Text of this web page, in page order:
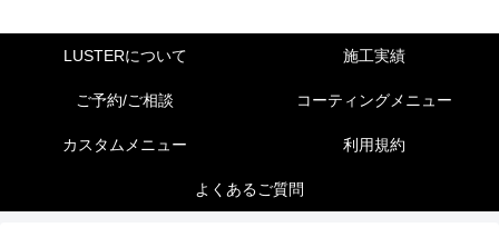
LUSTERについて 施工実績
ご予約/ご相談 コーティングメニュー
カスタムメニュー 利用規約
よくあるご質問